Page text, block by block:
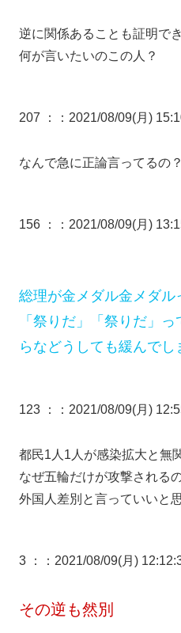
逆に関係あることも証明で
何が言いたいのこの人？
207 ： ：2021/08/09(月)
なんで急に正論言ってるの？
156 ： ：2021/08/09(月)
総理が金メダル金メダル
「祭りだ」「祭りだ」
らなどうしても緩んでし
123 ： ：2021/08/09(月)
都民1人1人が感染拡大と無
なぜ五輪だけが攻撃される
外国人差別と言っていいと
3 ： ：2021/08/09(月)
その逆も然別